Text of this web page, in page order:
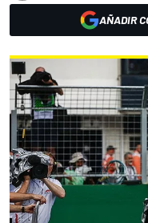
AÑADIR